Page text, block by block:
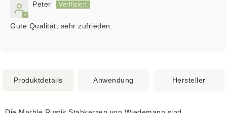
Peter
Gute Qualität, sehr zufrieden.
Produktdetails Anwendung Hersteller